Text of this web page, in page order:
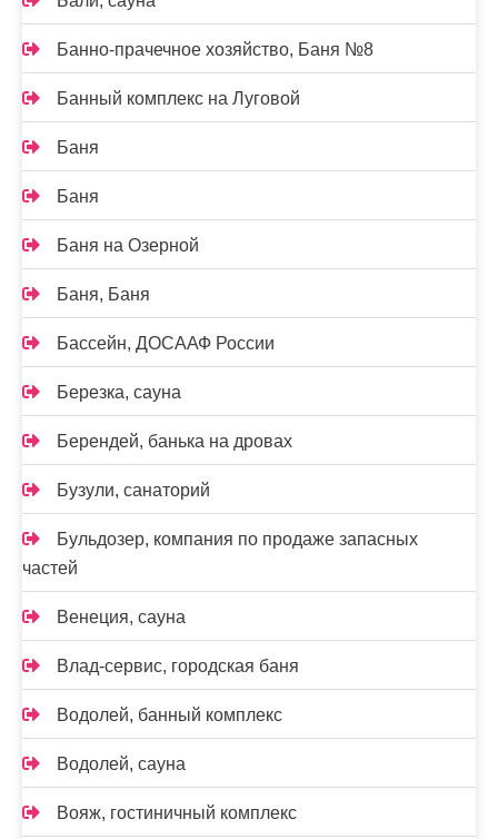
Банно-прачечное хозяйство, Баня №8
Банный комплекс на Луговой
Баня
Баня
Баня на Озерной
Баня, Баня
Бассейн, ДОСААФ России
Березка, сауна
Берендей, банька на дровах
Бузули, санаторий
Бульдозер, компания по продаже запасных
частей
Венеция, сауна
Влад-сервис, городская баня
Водолей, банный комплекс
Водолей, сауна
Вояж, гостиничный комплекс